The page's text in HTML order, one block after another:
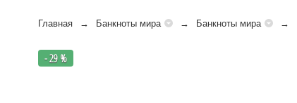
Главная Банкноты мира Банкноты мира
- 29 %